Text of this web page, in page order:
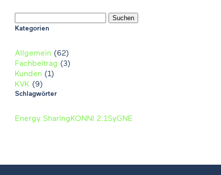
Kategorien
Allgemein (62)
Fachbeitrag (3)
Kunden (1)
KVK (9)
Schlagwörter
Energy SharingKONNI 2.1SyGNE